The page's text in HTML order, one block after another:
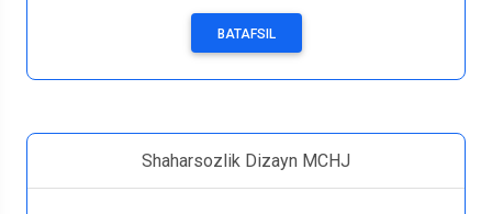
BATAFSIL
Shaharsozlik Dizayn MCHJ